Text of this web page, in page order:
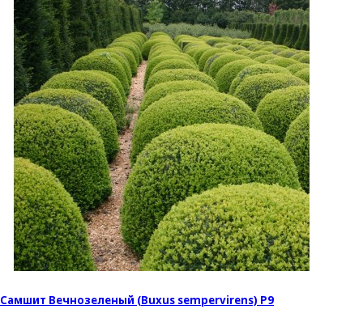
Самшит Вечнозеленый (Buxus sempervirens) P9